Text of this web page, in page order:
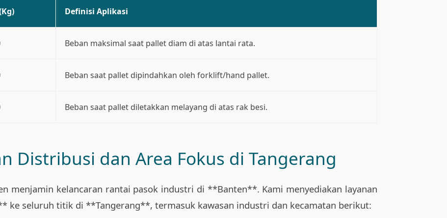
Definisi Aplikasi
Beban maksimal saat pallet diam di atas lantai rata.
Beban saat pallet dipindahkan oleh forklift/hand pallet.
Beban saat pallet diletakkan melayang di atas rak besi.
Distribusi dan Area Fokus di Tangerang
menjamin kelancaran rantai pasok industri di **Banten**. Kami menyediakan layanan
ke seluruh titik di **Tangerang**, termasuk kawasan industri dan kecamatan berikut: